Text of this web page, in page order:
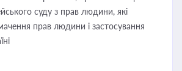
суду з прав людини, які
прав людини і застосування